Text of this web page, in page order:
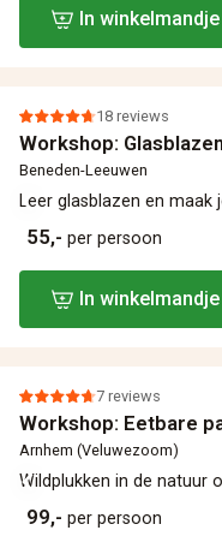
In winkelmandje
18 reviews
Workshop:
Beneden-Leeuwen
Leer glasblazen en maak
55,- per persoon
In winkelmandje
7 reviews
Workshop: Eetbare
Arnhem (Veluwezoom)
Wildplukken in de natuur
99,- per persoon